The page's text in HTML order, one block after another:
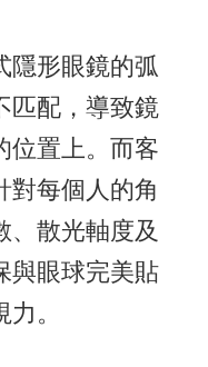
隱形眼鏡的弧
匹配，導致鏡
位置上。而客
對每個人的角
、散光軸度及
與眼球完美貼
。